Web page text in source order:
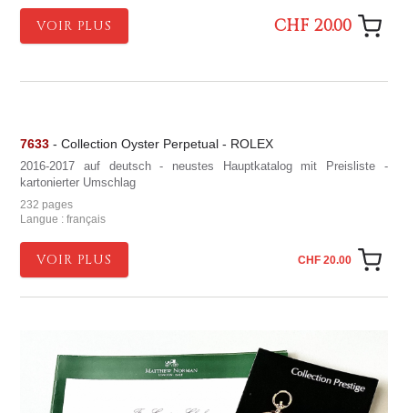
VOIR PLUS CHF 20.00
7633 - Collection Oyster Perpetual - ROLEX
2016-2017 auf deutsch - neustes Hauptkatalog mit Preisliste -
kartonierter Umschlag
232 pages
Langue : français
VOIR PLUS CHF 20.00